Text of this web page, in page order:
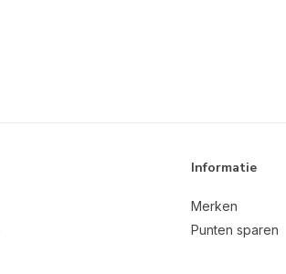
Informatie
Merken
Punten sparen